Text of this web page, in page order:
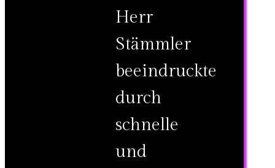
Herr
Stämmler
beeindruckte
durch
schnelle
und